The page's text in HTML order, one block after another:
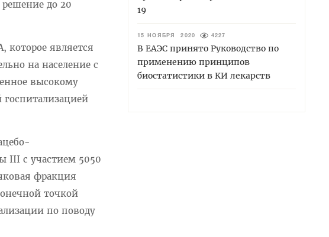
до 20
которое является
на население с
высокому
госпитализацией
III с участием 5050
фракция
точкой
по поводу
19
15 НОЯБРЯ 2020 4227
В ЕАЭС принято Руководство по
применению принципов
биостатистики в КИ лекарств